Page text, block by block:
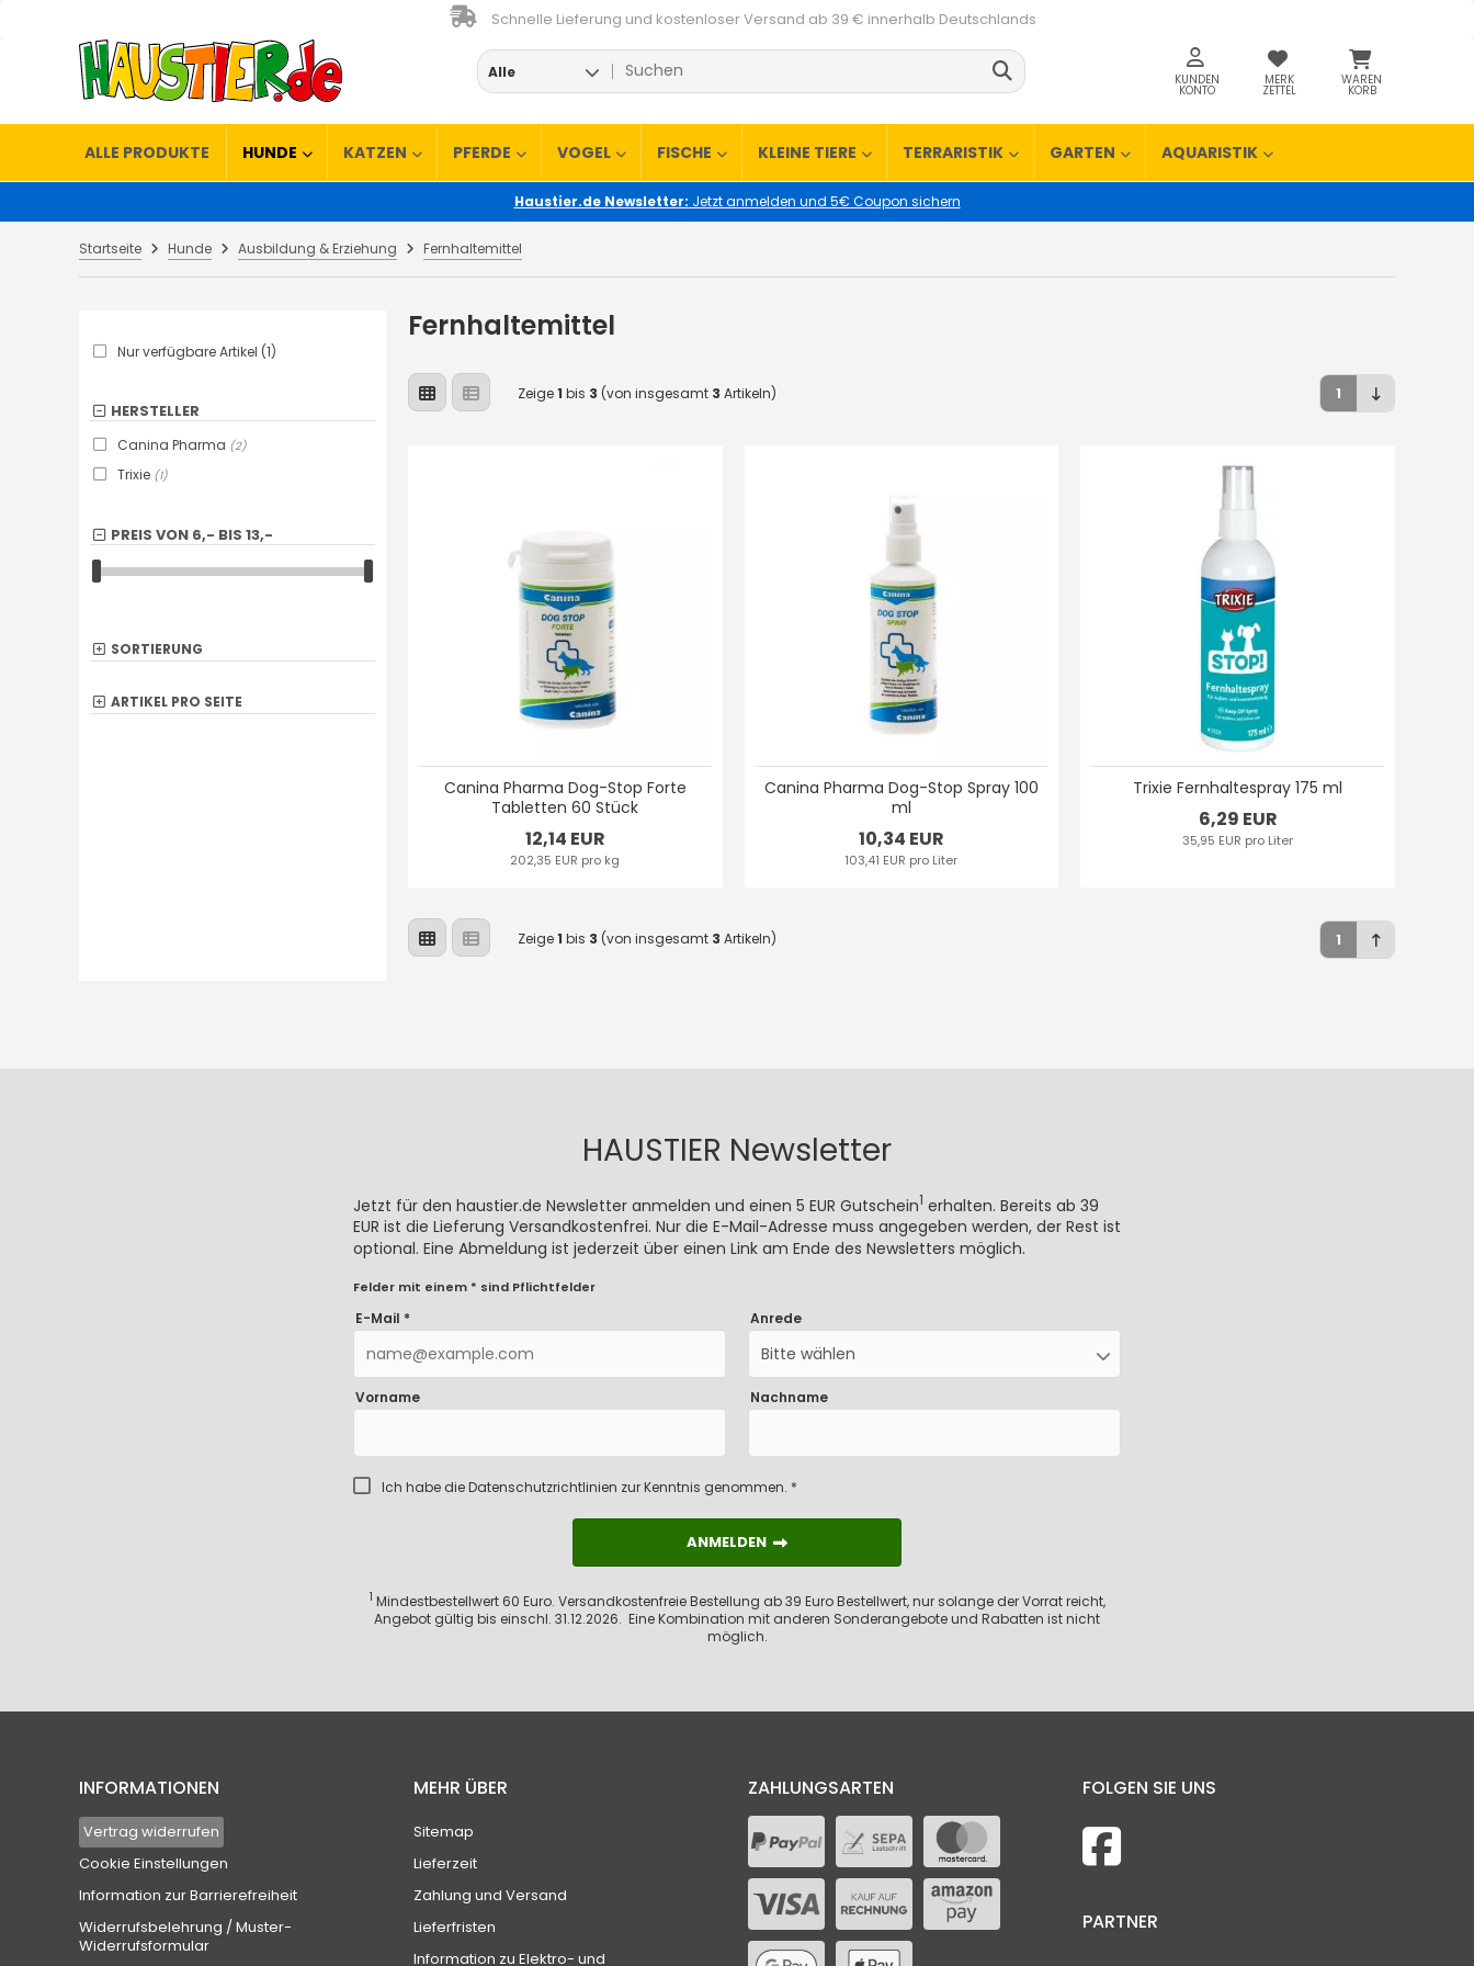
Schnelle Lieferung und kostenloser Versand ab 39 € innerhalb Deutschlands
Alle KUNDEN
KONTO
MERK
ZETTEL
WAREN
KORB
ALLE PRODUKTE HUNDE KATZEN PFERDE VOGEL FISCHE KLEINE TIERE TERRARISTIK GARTEN AQUARISTIK
Haustier.de Newsletter: Jetzt anmelden und 5€ Coupon sichern
Startseite Hunde Ausbildung & Erziehung Fernhaltemittel
Nur verfügbare Artikel (1)
HERSTELLER
Canina Pharma (2)
Trixie (1)
PREIS VON 6,- BIS 13,-
SORTIERUNG
ARTIKEL PRO SEITE
Fernhaltemittel
Zeige1 bis 3 (von insgesamt 3 Artikeln) 1
Canina Pharma Dog-Stop Forte
Tabletten 60 Stück
12,14 EUR
202,35 EUR pro kg
Canina Pharma Dog-Stop Spray 100
ml
10,34 EUR
103,41 EUR pro Liter
Trixie Fernhaltespray 175 ml
6,29 EUR
35,95 EUR pro Liter
Zeige1 bis 3 (von insgesamt 3 Artikeln) 1
HAUSTIER Newsletter
Jetzt für den haustier.de Newsletter anmelden und einen 5 EUR Gutschein1 erhalten. Bereits ab 39
EUR ist die Lieferung Versandkostenfrei. Nur die E-Mail-Adresse muss angegeben werden, der Rest ist
optional. Eine Abmeldung ist jederzeit über einen Link am Ende des Newsletters möglich.
Felder mit einem * sind Pflichtfelder
E-Mail * Anrede
Bitte wählen
Vorname Nachname
Ich habe dieDatenschutzrichtlinien zur Kenntnis genommen. *
ANMELDEN
ANMELDEN
1 Mindestbestellwert 60 Euro. Versandkostenfreie Bestellung ab 39 Euro Bestellwert, nur solange der Vorrat reicht,
Angebot gültig bis einschl. 31.12.2026. Eine Kombination mit anderen Sonderangebote und Rabatten ist nicht
möglich.
INFORMATIONEN
Vertrag widerrufen
Cookie Einstellungen
Information zur Barrierefreiheit
Widerrufsbelehrung / Muster-
Widerrufsformular
MEHR ÜBER
Sitemap
Lieferzeit
Zahlung und Versand
Lieferfristen
Information zu Elektro- und
ZAHLUNGSARTEN FOLGEN SIE UNS
PARTNER